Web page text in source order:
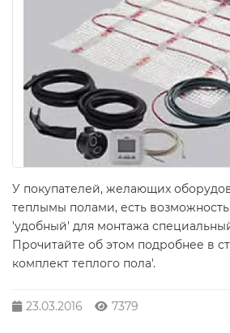
У покупателей, желающих
теплымы полами, есть
'удобный' для монтажа
Прочитайте об этом подробнее в
комплект теплого пола'.
23.03.2016 7379